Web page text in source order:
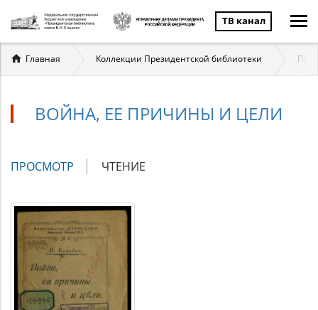
ТВ канал
Вы
здесь
Главная Коллекции Президентской библиотеки
ВОЙНА, ЕЕ ПРИЧИНЫ И ЦЕЛИ
Главные
ПРОСМОТР (АКТИВНАЯ
ЧТЕНИЕ